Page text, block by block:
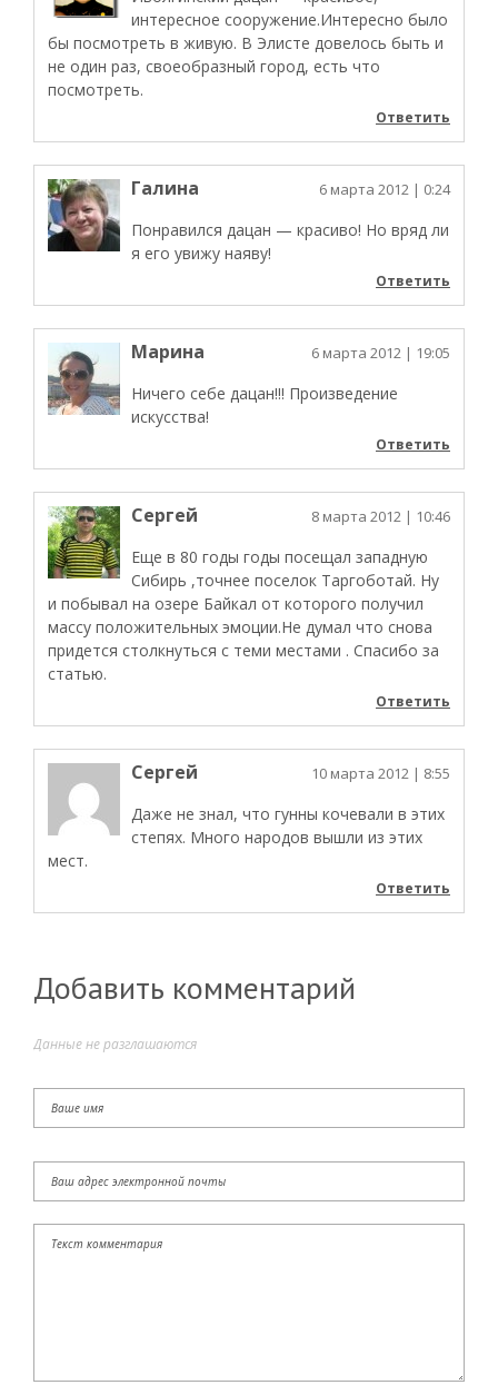
интересное сооружение.Интересно было
бы посмотреть в живую. В Элисте довелось быть и
не один раз, своеобразный город, есть что
посмотреть.
Ответить
Галина 6 марта 2012 | 0:24
Понравился дацан — красиво! Но вряд ли
я его увижу наяву!
Ответить
Марина 6 марта 2012 | 19:05
Ничего себе дацан!!! Произведение
искусства!
Ответить
Сергей 8 марта 2012 | 10:46
Еще в 80 годы годы посещал западную
Сибирь ,точнее поселок Таргоботай. Ну
и побывал на озере Байкал от которого получил
массу положительных эмоции.Не думал что снова
придется столкнуться с теми местами . Спасибо за
статью.
Ответить
Сергей 10 марта 2012 | 8:55
Даже не знал, что гунны кочевали в этих
степях. Много народов вышли из этих
мест.
Ответить
Добавить комментарий
Данные не разглашаются